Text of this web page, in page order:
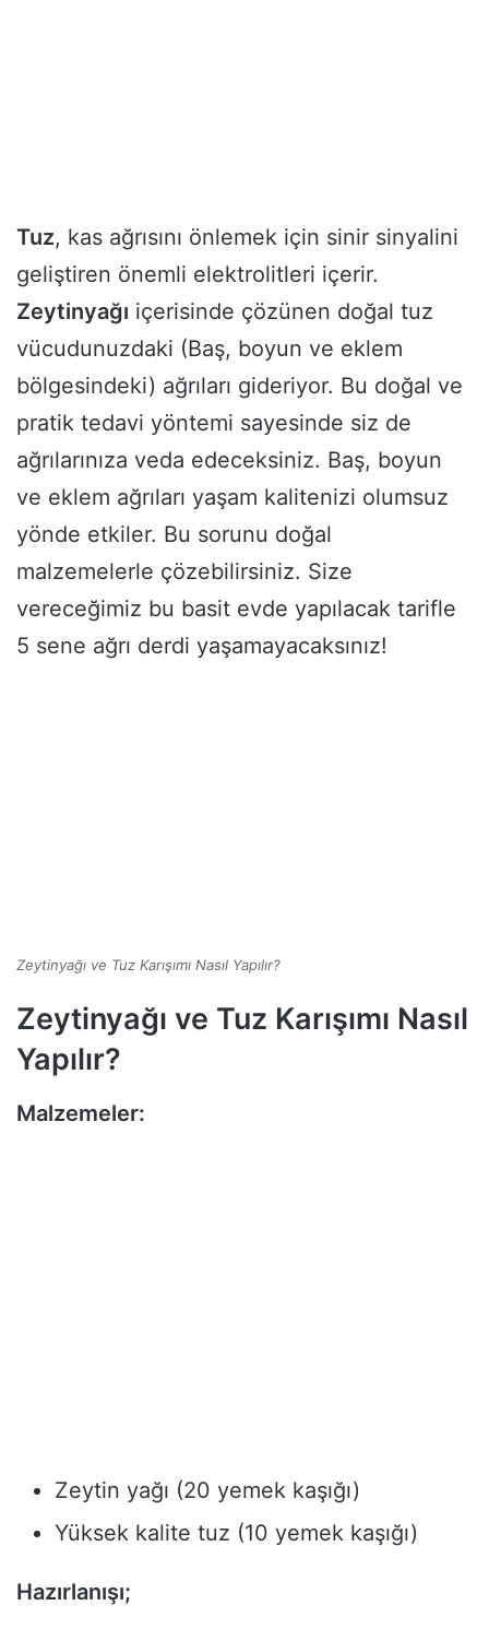
Tuz, kas ağrısını önlemek için sinir sinyalini
geliştiren önemli elektrolitleri içerir.
Zeytinyağı içerisinde çözünen doğal tuz
vücudunuzdaki (Baş, boyun ve eklem
bölgesindeki) ağrıları gideriyor. Bu doğal ve
pratik tedavi yöntemi sayesinde siz de
ağrılarınıza veda edeceksiniz. Baş, boyun
ve eklem ağrıları yaşam kalitenizi olumsuz
yönde etkiler. Bu sorunu doğal
malzemelerle çözebilirsiniz. Size
vereceğimiz bu basit evde yapılacak tarifle
5 sene ağrı derdi yaşamayacaksınız!
Zeytinyağı ve Tuz Karışımı Nasıl Yapılır?
Zeytinyağı ve Tuz Karışımı Nasıl
Yapılır?
Malzemeler:
Zeytin yağı (20 yemek kaşığı)
Yüksek kalite tuz (10 yemek kaşığı)
Hazırlanışı;